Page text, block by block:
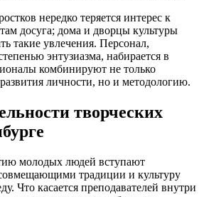
нередко теряется интерес к
досуга; дома и дворцы культуры
такие увлечения. Персонал,
энтузиазма, набирается в
комбинируют не только
личности, но и методологию.
творческих
молодых людей вступают
традиции и культуру
Что касается преподавателей внутри